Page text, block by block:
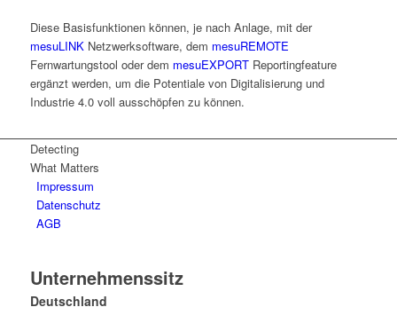
Diese Basisfunktionen können, je nach Anlage, mit der
mesuLINKNetzwerksoftware, dem mesuREMOTE
Fernwartungstool oder dem mesuEXPORTReportingfeature
ergänzt werden, um die Potentiale von Digitalisierung und
Industrie 4.0 voll ausschöpfen zu können.
Detecting
What Matters
Impressum
Datenschutz
AGB
Unternehmenssitz
Deutschland